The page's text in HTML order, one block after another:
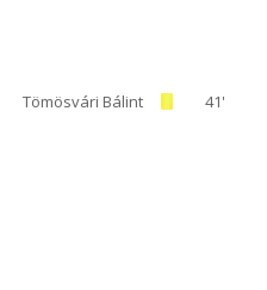
41'
Tömösvári Bálint